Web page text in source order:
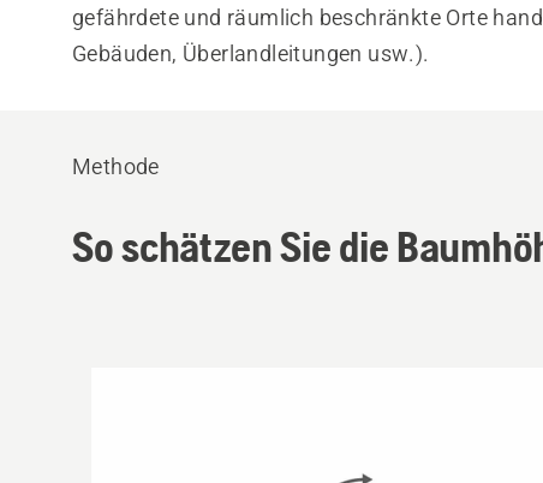
gefährdete und räumlich beschränkte Orte
Gebäuden, Überlandleitungen usw.).
Methode
So schätzen Sie die